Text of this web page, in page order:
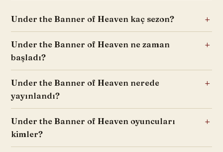
Under the Banner of Heaven kaç sezon?
Under the Banner of Heaven ne zaman
başladı?
Under the Banner of Heaven nerede
yayınlandı?
Under the Banner of Heaven oyuncuları
kimler?